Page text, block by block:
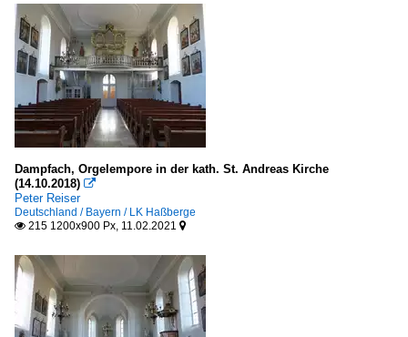
Dampfach, Orgelempore in der kath. St. Andreas Kirche
(14.10.2018) 
Peter Reiser
Deutschland / Bayern / LK Haßberge
 215 1200x900 Px, 11.02.2021 